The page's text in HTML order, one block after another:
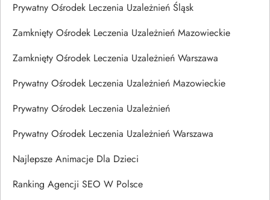
Prywatny Ośrodek Leczenia Uzależnień Śląsk
Zamknięty Ośrodek Leczenia Uzależnień Mazowieckie
Zamknięty Ośrodek Leczenia Uzależnień Warszawa
Prywatny Ośrodek Leczenia Uzależnień Mazowieckie
Prywatny Ośrodek Leczenia Uzależnień
Prywatny Ośrodek Leczenia Uzależnień Warszawa
Najlepsze Animacje Dla Dzieci
Ranking Agencji SEO W Polsce